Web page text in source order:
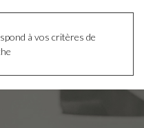
à vos critères de